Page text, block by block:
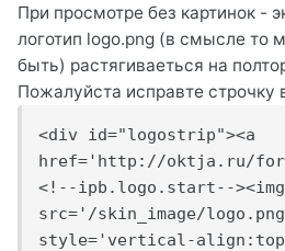
При просмотре без картинок -
логотип logo.png (в смысле то
быть) растягиваеться на
Пожалуйста исправте строчку
<div id="logostrip"><a
href='http://oktja.ru/
<!--ipb.logo.start--><img
src='/skin_image/
style='vertical-